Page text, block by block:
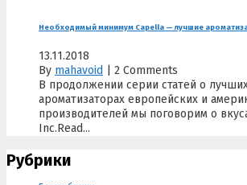
Необходимый минимум Capella — лучшие
13.11.2018
By mahavoid
2 Comments
В продолжении серии статей о
ароматизаторах европейских и
производителей мы поговорим о
Inc.Read...
Рубрики